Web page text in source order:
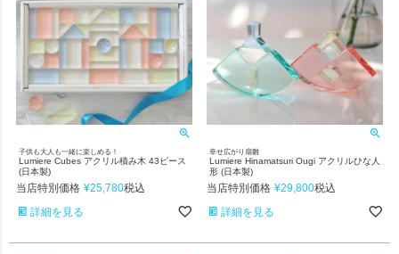
子供も大人も一緒に楽しめる！
Lumiere Cubes アクリル積み木 43ピース
(日本製)
当店特別価格 ¥25,780税込
詳細を見る
幸せ広がり扇雛
Lumiere Hinamatsuri Ougi アクリルひな人
形 (日本製)
当店特別価格 ¥29,800税込
詳細を見る